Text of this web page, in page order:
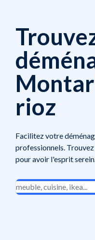
rioz
Facilitez votre
professionnels.
pour avoir l'esprit